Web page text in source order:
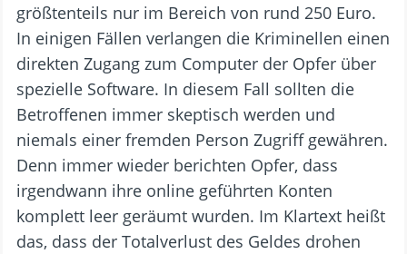
größtenteils nur im Bereich von rund 250 Euro.
In einigen Fällen verlangen die Kriminellen einen
direkten Zugang zum Computer der Opfer über
spezielle Software. In diesem Fall sollten die
Betroffenen immer skeptisch werden und
niemals einer fremden Person Zugriff gewähren.
Denn immer wieder berichten Opfer, dass
irgendwann ihre online geführten Konten
komplett leer geräumt wurden. Im Klartext heißt
das, dass der Totalverlust des Geldes drohen